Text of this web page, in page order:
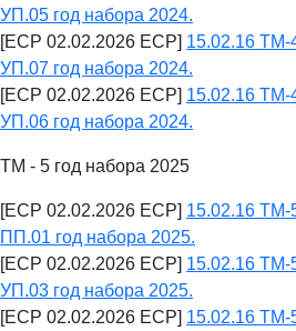
УП.05 год набора 2024.
[ECP 02.02.2026 ECP] 15.02.16 ТМ-
УП.07 год набора 2024.
[ECP 02.02.2026 ECP] 15.02.16 ТМ-
УП.06 год набора 2024.
ТМ - 5 год набора 2025
[ECP 02.02.2026 ECP] 15.02.16 ТМ-
ПП.01 год набора 2025.
[ECP 02.02.2026 ECP] 15.02.16 ТМ-
УП.03 год набора 2025.
[ECP 02.02.2026 ECP] 15.02.16 ТМ-